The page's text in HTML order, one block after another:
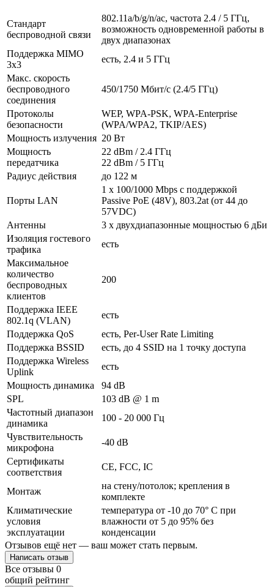
Стандарт
беспроводной связи
802.11a/b/g/n/ac, частота 2.4 / 5 ГГц,
возможность одновременной работы в
двух диапазонах
Поддержка MIMO
3x3
есть, 2.4 и 5 ГГц
Макс. скорость
беспроводного
соединения
450/1750 Мбит/с (2.4/5 ГГц)
Протоколы
безопасности
WEP, WPA-PSK, WPA-Enterprise
(WPA/WPA2, TKIP/AES)
Мощность излучения 20 Вт
Мощность
передатчика
22 dBm / 2.4 ГГц
22 dBm / 5 ГГц
Радиус действия
до 122 м
Порты LAN
1 x 100/1000 Mbps с поддержкой
Passive PoE (48V), 803.2at (от 44 до
57VDC)
Антенны
3 x двухдиапазонные мощностью 6 дБи
Изоляция гостевого
трафика
есть
Максимальное
количество
беспроводных
клиентов
200
Поддержка IEEE
802.1q (VLAN)
есть
Поддержка QoS
есть, Per-User Rate Limiting
Поддержка BSSID
есть, до 4 SSID на 1 точку доступа
Поддержка Wireless
Uplink
есть
Мощность динамика
94 dB
SPL
103 dB @ 1 m
Частотный диапазон
динамика
100 - 20 000 Гц
Чувствительность
микрофона
-40 dB
Сертификаты
соответствия
CE, FCC, IC
Монтаж
на стену/потолок; крепления в
комплекте
Климатические
условия
эксплуатации
температура от -10 до 70° C при
влажности от 5 до 95% без
конденсации
Отзывов ещё нет — ваш может стать первым.
Написать отзыв
Все отзывы 0
общий рейтинг